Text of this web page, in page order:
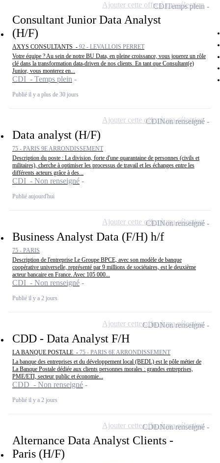
Consultant Junior Data Analyst
(H/F)
AXYS CONSULTANTS - 92 - LEVALLOIS PERRET
Votre équipe ? Au sein de notre BU Data, en pleine croissance, vous jouerez un rôle
clé dans la transformation data-driven de nos clients. En tant que Consultant(e)
Junior, vous monterez en...
CDI - Temps plein
Publié il y a plus de 30 jours
CDITemps plein
Ajouter cette offre à ma sélection
Data analyst (H/F)
75 - PARIS 9E ARRONDISSEMENT
Description du poste : La division, forte d'une quarantaine de personnes (civils et
militaires), cherche à optimiser les processus de travail et les échanges entre les
différents acteurs grâce à des...
CDI - Non renseigné
Publié aujourd'hui
CDINon renseigné
Ajouter cette offre à ma sélection
Business Analyst Data (F/H) h/f
75 - PARIS
Description de l'entreprise Le Groupe BPCE, avec son modèle de banque
coopérative universelle, représenté par 9 millions de sociétaires, est le deuxième
acteur bancaire en France. Avec 105 000...
CDI - Non renseigné
Publié il y a 2 jours
CDINon renseigné
Ajouter cette offre à ma sélection
CDD - Data Analyst F/H
LA BANQUE POSTALE - 75 - PARIS 6E ARRONDISSEMENT
La banque des entreprises et du développement local (BEDL) est le pôle métier de
La Banque Postale dédiée aux clients personnes morales : grandes entreprises,
PME/ETI, secteur public et économie...
CDD - Non renseigné
Publié il y a 2 jours
CDDNon renseigné
Ajouter cette offre à ma sélection
Alternance Data Analyst Clients -
Paris (H/F)
CDDNon renseigné
Ajouter cette offre à ma sélection